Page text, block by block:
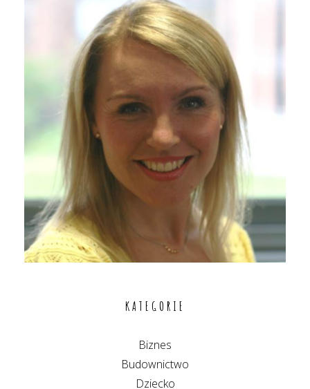
KATEGORIE
Biznes
Budownictwo
Dziecko